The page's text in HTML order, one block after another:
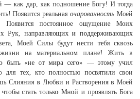
— как дар, как подношение Богу! И тогда
Появится реальнаяочарованность Моей
Появится постоянное ощущение Моих
Рук, направляющих и поддерживающих
Моей Силы будут нести тебя сквозь
на материальном плане! Жить в
быть «не от мира сего» — этому учил
тех, кто полностью посвятили свои
Слияния в Любви и Растворения в Моей
стать только Мной и проявлять Бога